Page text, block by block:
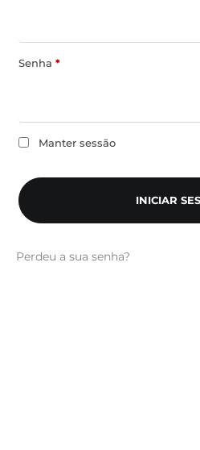
Senha *
Manter sessão
INICIAR
Perdeu a sua senha?